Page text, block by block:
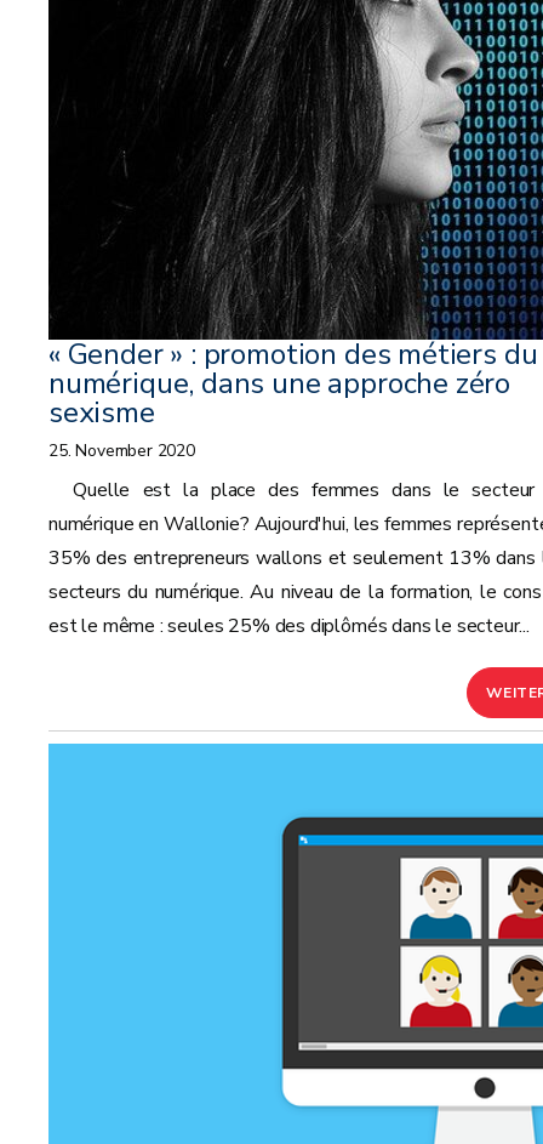
« Gender » : promotion des métiers du
numérique, dans une approche zéro
sexisme
25. November 2020
Quelle est la place des femmes dans le secteur
numérique en Wallonie? Aujourd'hui, les femmes
35% des entrepreneurs wallons et seulement 13% dans
secteurs du numérique. Au niveau de la formation, le
est le même : seules 25% des diplômés dans le secteur...